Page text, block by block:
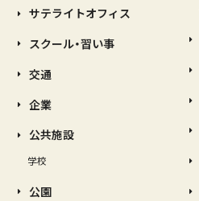
サテライトオフィス
スクール・習い事
交通
企業
公共施設
学校
公園